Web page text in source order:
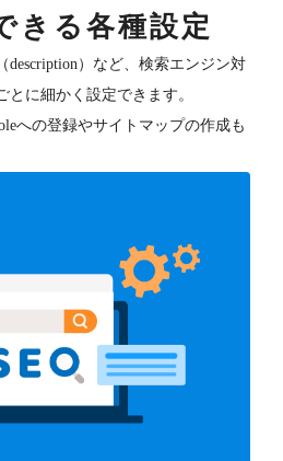
きる各種設定
description）など、検索エンジン対
に細かく設定できます。
への登録やサイトマップの作成も